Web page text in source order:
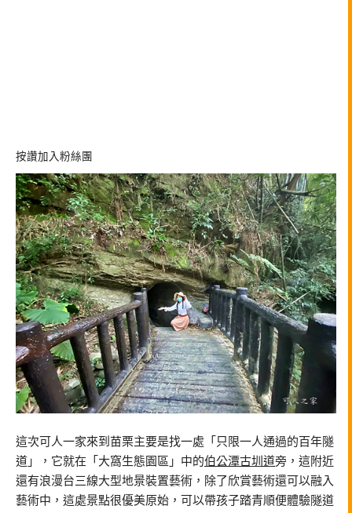
按讚加入粉絲團
這次可人一家來到苗栗主要是找一處「只限一人通過的百年隧
道」，它就在「大窩生態園區」中的伯公潭古圳道旁，這附近
還有浪漫台三線大型地景裝置藝術，除了欣賞藝術還可以融入
藝術中，這處景點很優美原始，可以帶孩子踏青順便體驗隧道